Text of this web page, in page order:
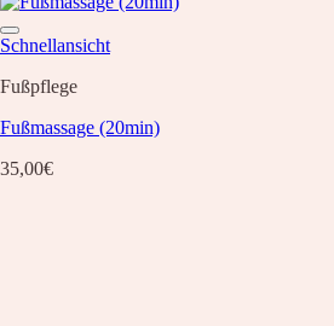
Schnellansicht
Fußpflege
Fußmassage (20min)
35,00€